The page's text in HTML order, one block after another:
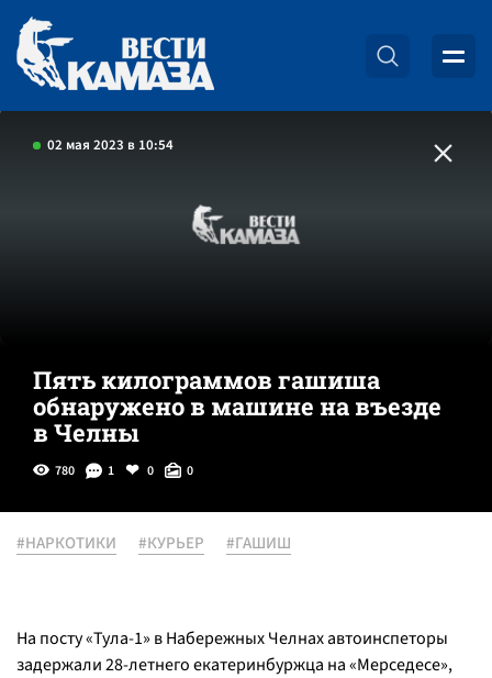
02 мая 2023 в 10:54
Пять килограммов гашиша
обнаружено в машине на въезде
в Челны
780 1 0 0
#НАРКОТИКИ #КУРЬЕР #ГАШИШ
На посту «Тула-1» в Набережных Челнах автоинспеторы
задержали 28-летнего екатеринбуржца на «Мерседесе»,